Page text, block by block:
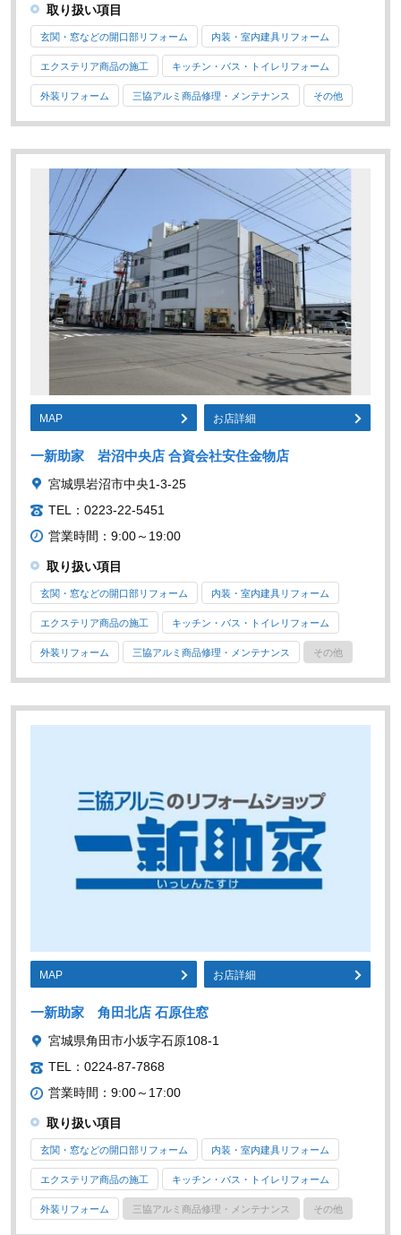
取り扱い項目
玄関・窓などの開口部リフォーム 内装・室内建具リフォーム
エクステリア商品の施工 キッチン・バス・トイレリフォーム
外装リフォーム 三協アルミ商品修理・メンテナンス その他
MAP お店詳細
一新助家 岩沼中央店 合資会社安住金物店
宮城県岩沼市中央1-3-25
TEL：0223-22-5451
営業時間：9:00～19:00
取り扱い項目
玄関・窓などの開口部リフォーム 内装・室内建具リフォーム
エクステリア商品の施工 キッチン・バス・トイレリフォーム
外装リフォーム 三協アルミ商品修理・メンテナンス その他
MAP お店詳細
一新助家 角田北店 石原住窓
宮城県角田市小坂字石原108-1
TEL：0224-87-7868
営業時間：9:00～17:00
取り扱い項目
玄関・窓などの開口部リフォーム 内装・室内建具リフォーム
エクステリア商品の施工 キッチン・バス・トイレリフォーム
外装リフォーム 三協アルミ商品修理・メンテナンス その他